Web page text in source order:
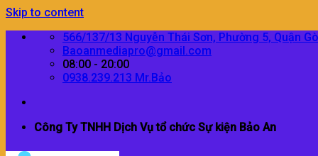
Skip to content
566/137/13 Nguyễn Thái Sơn, Phường 5, Quận
Baoanmediapro@gmail.com
08:00 - 20:00
0938.239.213 Mr.Bảo
Công Ty TNHH Dịch Vụ tổ chức Sự kiện Bảo An